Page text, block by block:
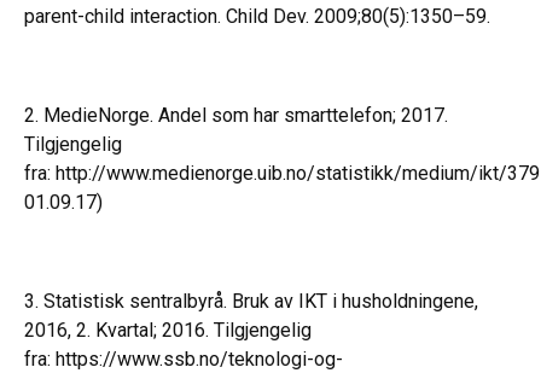
parent-child interaction. Child Dev. 2009;80(5):1350–59.
2. MedieNorge. Andel som har smarttelefon; 2017.
Tilgjengelig
fra: http://www.medienorge.uib.no/statistikk/medium/ikt/379
01.09.17)
3. Statistisk sentralbyrå. Bruk av IKT i husholdningene,
2016, 2. Kvartal; 2016. Tilgjengelig
fra: https://www.ssb.no/teknologi-og-